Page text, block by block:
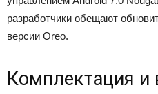
разработчики обещают
версии Oreo.
Комплектация и